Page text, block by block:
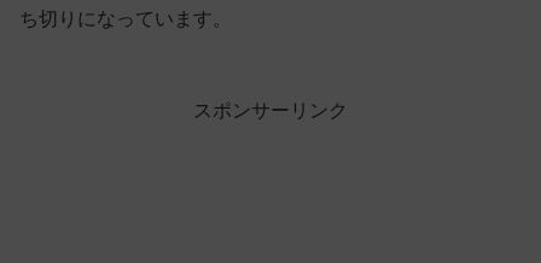
ち切りになっています。
スポンサーリンク